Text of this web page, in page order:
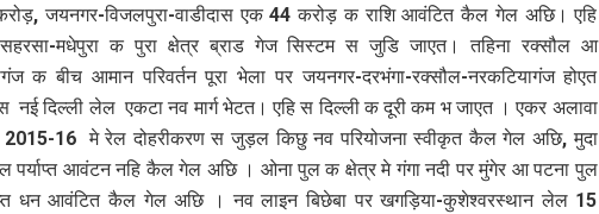
जयनगर-विजलपुरा-वाडीदास एक 44 करोड़ क राशि आवंटित कैल गेल अछि। एहि
मधेपुरा क पुरा क्षेत्र ब्राड गेज सिस्टम स जुडि जाएत। तहिना रक्सौल आ
क बीच आमान परिवर्तन पूरा भेला पर जयनगर-दरभंगा-रक्सौल-नरकटियागंज होएत
नई दिल्ली लेल एकटा नव मार्ग भेटत। एहि स दिल्ली क दूरी कम भ जाएत । एकर अलावा
16 मे रेल दोहरीकरण स जुड़ल किछु नव परियोजना स्वीकृत कैल गेल अछि, मुदा
पर्याप्त आवंटन नहि कैल गेल अछि । ओना पुल क क्षेत्र मे गंगा नदी पर मुंगेर आ पटना पुल
धन आवंटित कैल गेल अछि । नव लाइन बिछेबा पर खगड़िया-कुशेश्वरस्थान लेल 15